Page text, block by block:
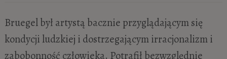
Bruegel był artystą bacznie przyglądającym się
kondycji ludzkiej i dostrzegającym irracjonalizm i
zabobonność człowieka. Potrafił bezwzględnie